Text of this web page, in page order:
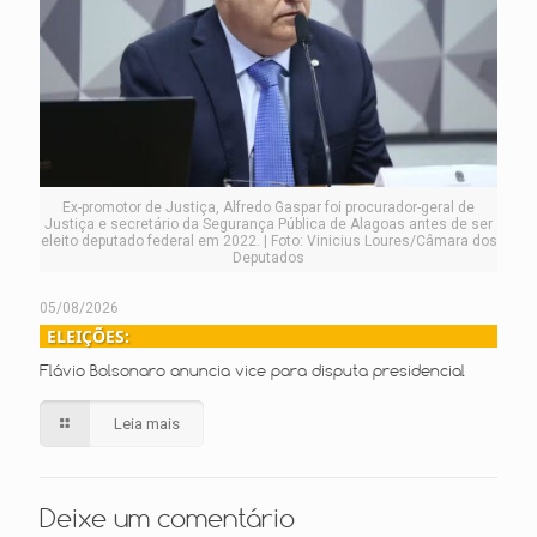
Ex-promotor de Justiça, Alfredo Gaspar foi procurador-geral de
Justiça e secretário da Segurança Pública de Alagoas antes de ser
eleito deputado federal em 2022. | Foto: Vinicius Loures/Câmara dos
Deputados
05/08/2026
ELEIÇÕES:
Flávio Bolsonaro anuncia vice para disputa presidencial
Leia mais
Deixe um comentário